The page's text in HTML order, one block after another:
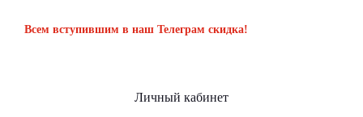
Всем вступившим в наш Телеграм скидка!
Личный кабинет